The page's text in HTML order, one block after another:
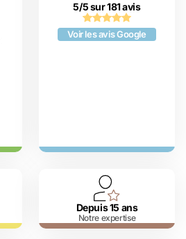
5/5 sur 181 avis
Voir les avis Google
Depuis 15 ans
Notre expertise